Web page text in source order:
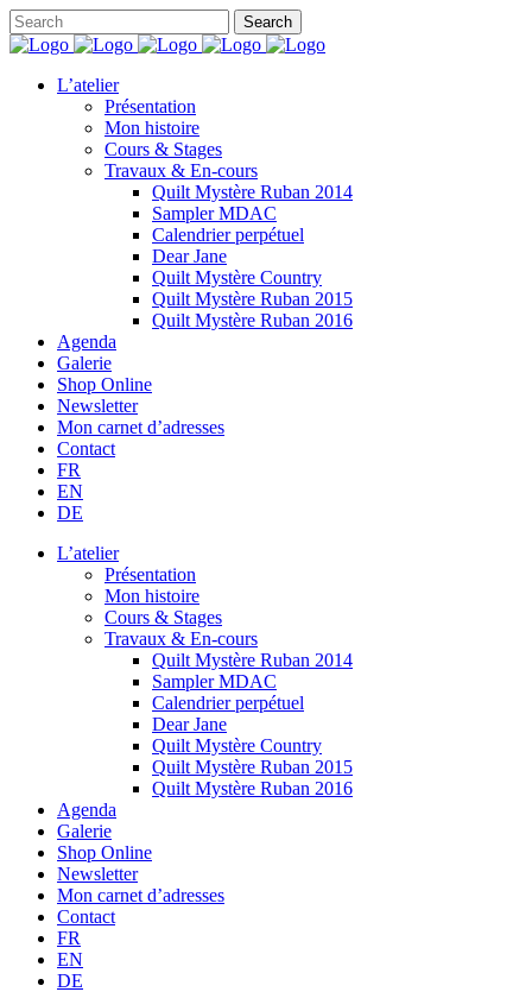
L’atelier
Présentation
Mon histoire
Cours & Stages
Travaux & En-cours
Quilt Mystère Ruban 2014
Sampler MDAC
Calendrier perpétuel
Dear Jane
Quilt Mystère Country
Quilt Mystère Ruban 2015
Quilt Mystère Ruban 2016
Agenda
Galerie
Shop Online
Newsletter
Mon carnet d’adresses
Contact
FR
EN
DE
L’atelier
Présentation
Mon histoire
Cours & Stages
Travaux & En-cours
Quilt Mystère Ruban 2014
Sampler MDAC
Calendrier perpétuel
Dear Jane
Quilt Mystère Country
Quilt Mystère Ruban 2015
Quilt Mystère Ruban 2016
Agenda
Galerie
Shop Online
Newsletter
Mon carnet d’adresses
Contact
FR
EN
DE